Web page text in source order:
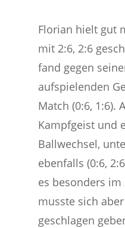
Florian hielt gut
mit 2:6, 2:6
fand gegen
aufspielenden
Match (0:6, 1:6).
Kampfgeist und
Ballwechsel,
ebenfalls (0:6,
es besonders im
musste sich
geschlagen